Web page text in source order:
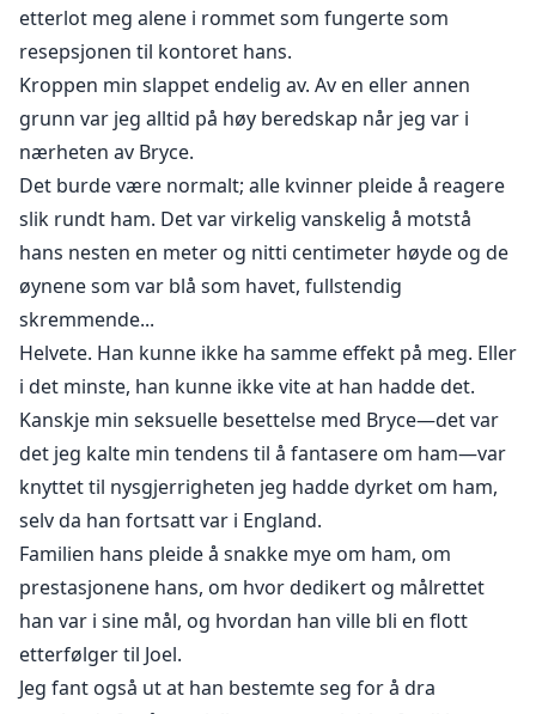
etterlot meg alene i rommet som fungerte som
resepsjonen til kontoret hans.
Kroppen min slappet endelig av. Av en eller annen
grunn var jeg alltid på høy beredskap når jeg var i
nærheten av Bryce.
Det burde være normalt; alle kvinner pleide å reagere
slik rundt ham. Det var virkelig vanskelig å motstå
hans nesten en meter og nitti centimeter høyde og de
øynene som var blå som havet, fullstendig
skremmende...
Helvete. Han kunne ikke ha samme effekt på meg. Eller
i det minste, han kunne ikke vite at han hadde det.
Kanskje min seksuelle besettelse med Bryce—det var
det jeg kalte min tendens til å fantasere om ham—var
knyttet til nysgjerrigheten jeg hadde dyrket om ham,
selv da han fortsatt var i England.
Familien hans pleide å snakke mye om ham, om
prestasjonene hans, om hvor dedikert og målrettet
han var i sine mål, og hvordan han ville bli en flott
etterfølger til Joel.
Jeg fant også ut at han bestemte seg for å dra